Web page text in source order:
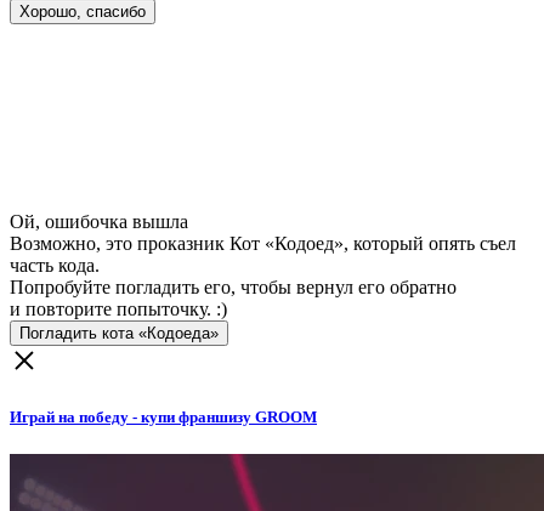
Хорошо, спасибо
Ой, ошибочка вышла
Возможно, это проказник Кот «Кодоед», который опять съел
часть кода.
Попробуйте погладить его, чтобы вернул его обратно
и повторите попыточку. :)
Погладить кота «Кодоеда»
Играй на победу - купи франшизу GROOM